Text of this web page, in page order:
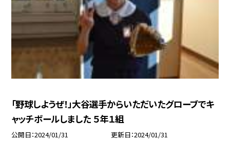
「野球しようぜ！」大谷選手からいただいたグローブでキ
ャッチボールしました ５年１組
公開日 2024/01/31 更新日 2024/01/31